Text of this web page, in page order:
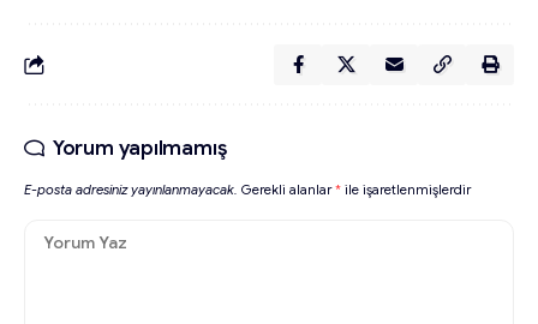
Yorum yapılmamış
E-posta adresiniz yayınlanmayacak. Gerekli alanlar* ile işaretlenmişlerdir